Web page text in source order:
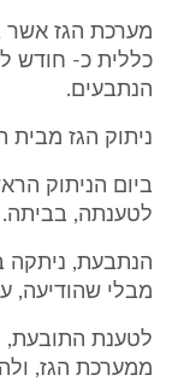
מערכת הגז אשר
כללית כ- חודש
הנתבעים.
ניתוק הגז
לטענתה, בביתה.
הנתבעת, ניתקה
מבלי שהודיעה,
לטענת התובעת,
ממערכת הגז,